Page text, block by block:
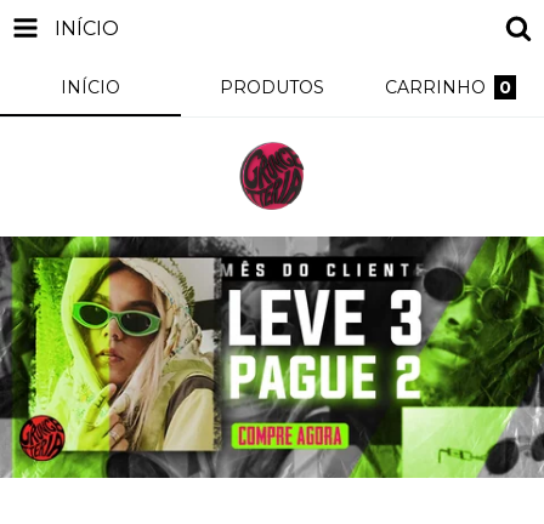
INÍCIO
INÍCIO PRODUTOS CARRINHO 0